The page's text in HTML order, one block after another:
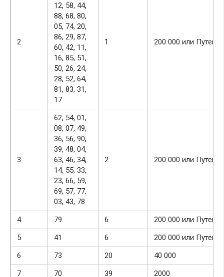
2
12, 58, 44,
88, 68, 80,
05, 74, 20,
86, 29, 87,
60, 42, 11,
16, 85, 51,
50, 26, 24,
28, 52, 64,
81, 83, 31,
17
1 200 000 или
3
62, 54, 01,
08, 07, 49,
36, 56, 90,
39, 48, 04,
63, 46, 34,
14, 55, 33,
23, 66, 59,
69, 57, 77,
03, 43, 78
2 200 000 или
4 79 6
200 000 или
5
41 6
200 000 или
6
73 20
40 000
7
70 39
2000